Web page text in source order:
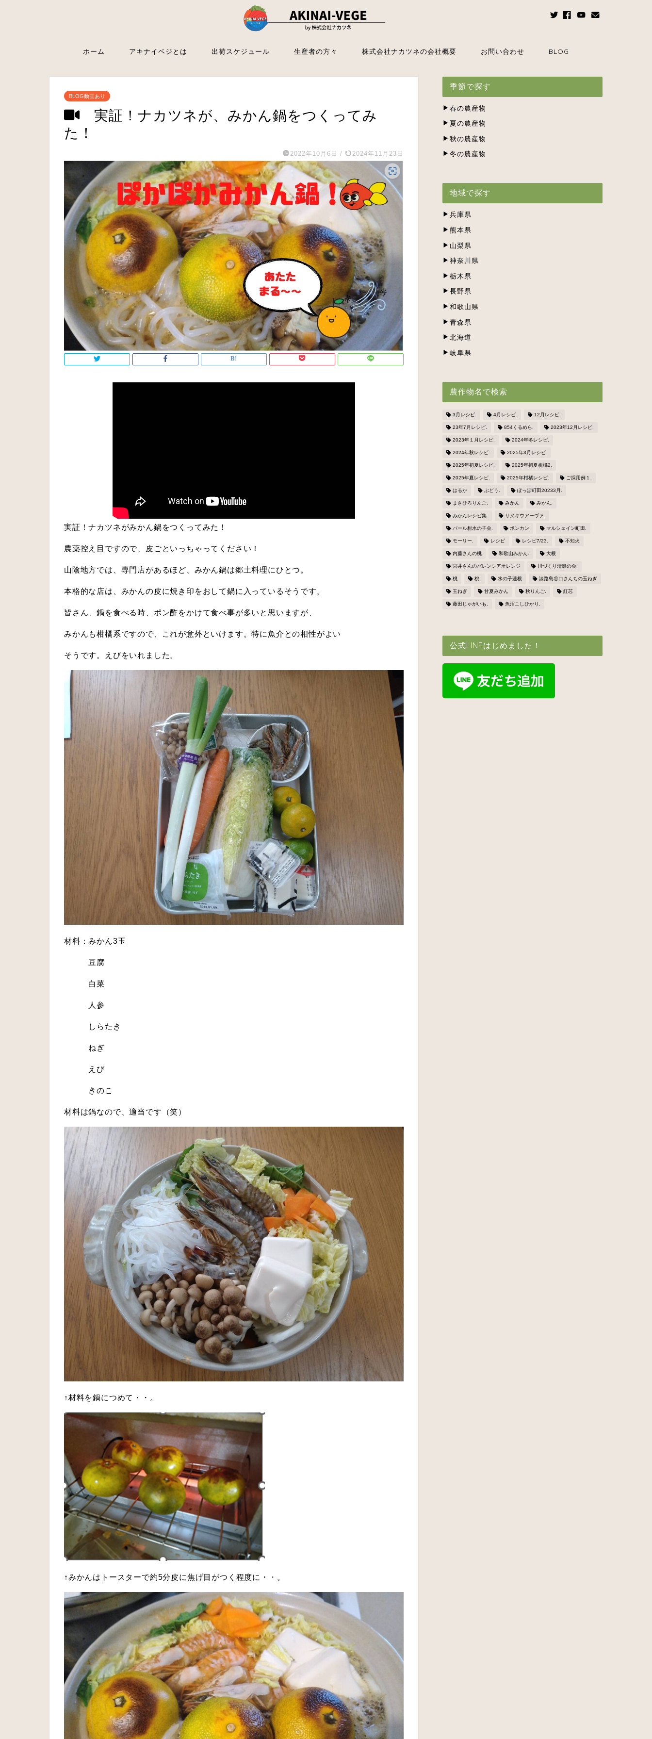
ホーム アキナイベジとは 出荷スケジュール 生産者の方々 株式会社ナカツネの会社概要 お問い合わせ BLOG
BLOG動画あり
実証！ナカツネが、みかん鍋をつくってみ
た！
2022年10月6日 / 2024年11月23日
実証！ナカツネがみかん鍋をつくってみた！
農薬控え目ですので、皮ごといっちゃってください！
山陰地方では、専門店があるほど、みかん鍋は郷土料理にひとつ。
本格的な店は、みかんの皮に焼き印をおして鍋に入っているそうです。
皆さん、鍋を食べる時、ポン酢をかけて食べ事が多いと思いますが、
みかんも柑橘系ですので、これが意外といけます。特に魚介との相性がよい
そうです。えびをいれました。
材料：みかん3玉
豆腐
白菜
人参
しらたき
ねぎ
えび
きのこ
材料は鍋なので、適当です（笑）
↑材料を鍋につめて・・。
↑みかんはトースターで約5分皮に焦げ目がつく程度に・・。
季節で探す
春の農産物
夏の農産物
秋の農産物
冬の農産物
地域で探す
兵庫県
熊本県
山梨県
神奈川県
栃木県
長野県
和歌山県
青森県
北海道
岐阜県
農作物名で検索
3月レシピ. 4月レシピ. 12月レシピ.
23年7月レシピ. 854くるめら. 2023年12月レシピ.
2023年１月レシピ. 2024年冬レシピ.
2024年秋レシピ. 2025年3月レシピ.
2025年初夏レシピ. 2025年初夏柑橘2.
2025年夏レシピ. 2025年柑橘レシピ. ご採用例１.
はるか ぶどう. ぽっぽ町田20233月.
まさひろりんご. みかん みかん.
みかんレシピ集. サヌキウアーヴァ.
パール柑水の子会. ポンカン マルシェイン町田.
モーリー. レシピ レシピ7/23. 不知火
内藤さんの桃 和歌山みかん. 大根
宮井さんのバレンシアオレンジ 川づくり清瀬の会.
桃 桃. 水の子蓮根 淡路島谷口さんちの玉ねぎ
玉ねぎ 甘夏みかん 秋りんご. 紅芯
藤田じゃがいも. 魚沼こしひかり.
公式LINEはじめました！